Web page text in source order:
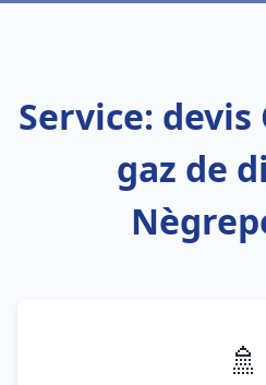
Service:
gaz de
🚿